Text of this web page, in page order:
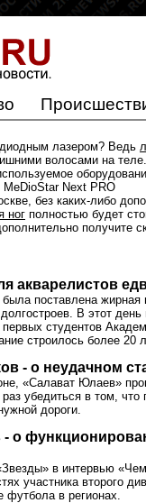
лазером? Ведь
волосами на
MeDioStar Next PRO
без каких-либо
ног полностью будет
получите
акварелистов
поставлена жирная
В этот
студентов
строилось более 20
- о неудачном
«Салават Юлаев»
убедиться в том, что
дороги.
о
в интервью
участника второго
футбола в регионах.